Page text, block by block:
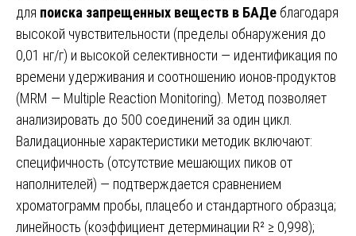
для поиска запрещенных веществ в БАДе благодаря
высокой чувствительности (пределы обнаружения до
0,01 нг/г) и высокой селективности — идентификация по
времени удерживания и соотношению ионов-продуктов
(MRM — Multiple Reaction Monitoring). Метод позволяет
анализировать до 500 соединений за один цикл.
Валидационные характеристики методик включают:
специфичность (отсутствие мешающих пиков от
наполнителей) — подтверждается сравнением
хроматограмм пробы, плацебо и стандартного образца;
линейность (коэффициент детерминации R² ≥ 0,998);